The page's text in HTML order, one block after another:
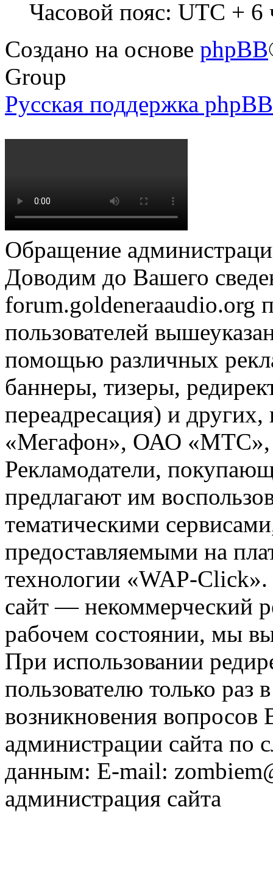
Часовой пояс: UTC + 6
Создано на основе phpBB
Group
Русская поддержка phpBB
Обращение
Доводим до Вашего
forum.goldeneraaudio.org
пользователей
помощью различных
баннеры, тизеры,
переадресация) и
«Мегафон», ОАО «МТС»,
Рекламодатели,
предлагают им
тематическими
предоставляемыми на
технологии «WAP-
сайт — некоммерческий
рабочем состоянии, мы
При использовании
пользователю только раз
возникновения вопросов
администрации сайта
данным: E-mail:
администрация сайта